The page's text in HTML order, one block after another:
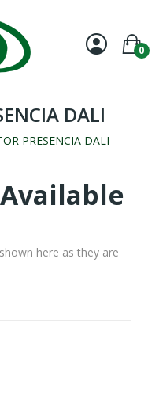
0
DALI
PRESENCIA DALI
here as they are